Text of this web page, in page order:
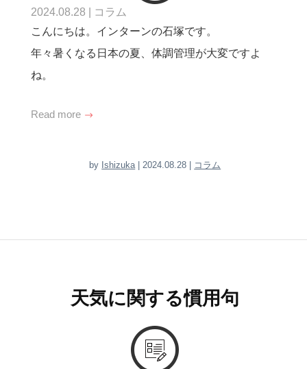
2024.08.28
コラム
こんにちは。インターンの石塚です。
年々暑くなる日本の夏、体調管理が大変ですよ
ね。
Read more
by Ishizuka| 2024.08.28 | コラム
天気に関する慣用句